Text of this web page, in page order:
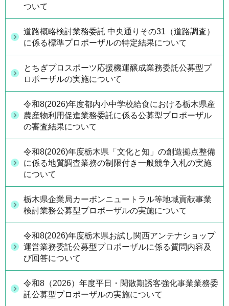
ついて
道路概略検討業務委託 中央通りその31（道路調査）
に係る標準プロポーザルの特定結果について
とちぎプロスポーツ応援機運醸成業務委託公募型プ
ロポーザルの実施について
令和8(2026)年度都内小中学校給食における栃木県産
農産物利用促進業務委託に係る公募型プロポーザル
の審査結果について
令和8(2026)年度栃木県「文化と知」の創造拠点整備
に係る地質調査業務の制限付き一般競争入札の実施
について
栃木県企業局カーボンニュートラル等地域貢献事業
検討業務公募型プロポーザルの実施について
令和8(2026)年度栃木県お試し関西アンテナショップ
運営業務委託公募型プロポーザルに係る質問内容及
び回答について
令和8（2026）年度平日・閑散期誘客強化事業業務委
託公募型プロポーザルの実施について